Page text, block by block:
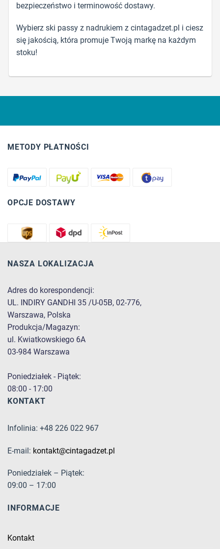
bezpieczeństwo i terminowość dostawy.
Wybierz ski passy z nadrukiem z cintagadzet.pl i ciesz
się jakością, która promuje Twoją markę na każdym
stoku!
METODY PŁATNOŚCI
OPCJE DOSTAWY
NASZA LOKALIZACJA
Adres do korespondencji:
UL. INDIRY GANDHI 35 /U-05B, 02-776,
Warszawa, Polska
Produkcja/Magazyn:
ul. Kwiatkowskiego 6A
03-984 Warszawa
Poniedziałek - Piątek:
08:00 - 17:00
KONTAKT
Infolinia: +48 226 022 967
E-mail: kontakt@cintagadzet.pl
Poniedziałek – Piątek:
09:00 – 17:00
INFORMACJE
Kontakt